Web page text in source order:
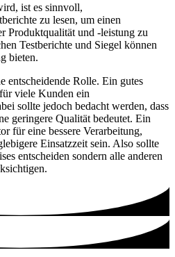
ist es sinnvoll,
zu lesen, um einen
Produktqualität und -leistung zu
Testberichte und Siegel können
bieten.
entscheidende Rolle. Ein gutes
viele Kunden ein
sollte jedoch bedacht werden, dass
geringere Qualität bedeutet. Ein
für eine bessere Verarbeitung,
Einsatzzeit sein. Also sollte
entscheiden sondern alle anderen